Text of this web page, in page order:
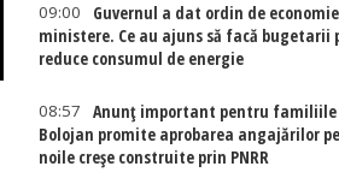
09:00
Guvernul a dat ordin de
ministere. Ce au ajuns să facă bugetarii
reduce consumul de energie
08:57
Anunț important pentru familiile
Bolojan promite aprobarea angajărilor
noile creșe construite prin PNRR